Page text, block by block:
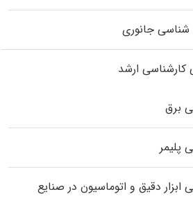
جانوری
ارشد
برق
پلیمر
دقیق و اتوماسیون در صنایع